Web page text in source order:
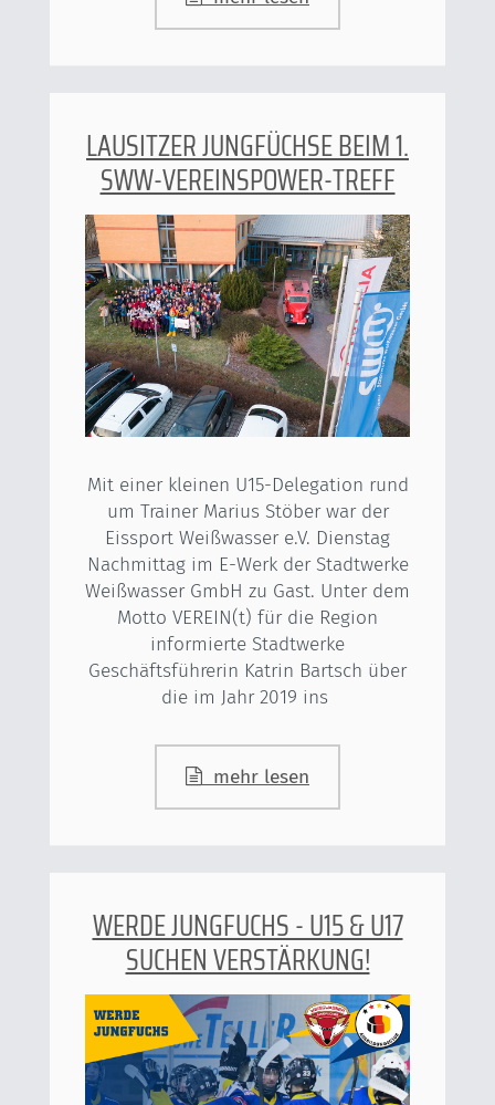
LAUSITZER JUNGFÜCHSE BEIM 1.
SWW-VEREINSPOWER-TREFF
Mit einer kleinen U15-Delegation rund
um Trainer Marius Stöber war der
Eissport Weißwasser e.V. Dienstag
Nachmittag im E-Werk der Stadtwerke
Weißwasser GmbH zu Gast. Unter dem
Motto VEREIN(t) für die Region
informierte Stadtwerke
Geschäftsführerin Katrin Bartsch über
die im Jahr 2019 ins
mehr lesen
WERDE JUNGFUCHS - U15 & U17
SUCHEN VERSTÄRKUNG!